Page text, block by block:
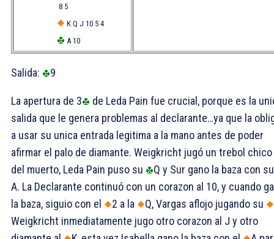
8 5
K Q J 10 5 4
A 10
Salida: 9
La apertura de 3
de Leda Pain fue crucial, porque es la
salida que le genera problemas al declarante…ya que la
a usar su unica entrada legitima a la mano antes de poder
afirmar el palo de diamante. Weigkricht jugó un trebol chico
del muerto, Leda Pain puso su
Q y Sur gano la baza con
A. La Declarante continuó con un corazon al 10, y cuando
la baza, siguio con el
2 a la
Q, Vargas aflojo jugando su
Weigkricht inmediatamente jugo otro corazon al J y otro